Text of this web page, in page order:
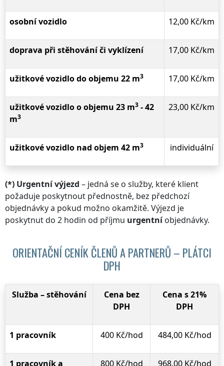
osobní vozidlo 12,00 Kč/km
doprava při stěhování či vyklízení 17,00 Kč/km
užitkové vozidlo do objemu 22 m3 17,00 Kč/km
užitkové vozidlo o objemu 23 m3 - 42
m3
23,00 Kč/km
užitkové vozidlo nad objem 42 m3 individuální
(*) Urgentní výjezd – jedná se o služby, které klient
požaduje poskytnout přednostně, bez předchozí
objednávky a pokud možno okamžitě. Výjezd je
poskytnut do 2 hodin od příjmu urgentníobjednávky.
ORIENTAČNÍ CENÍK ČLENŮ A PARTNERŮ – PLÁTCI
DPH
Služba –stěhování
Cena bez
DPH
Cena s 21%
DPH
1 pracovník 400 Kč/hod 484,00 Kč/hod
1 pracovník a
800 Kč/hod 968,00 Kč/hod